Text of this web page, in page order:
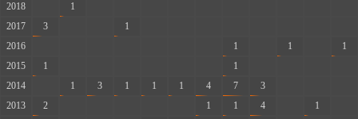
2018
1
2017
3 1
2016
1 1
1
2015
1 1
2014
1 3 1 1 1 4 7 3
2013
2 1 1 4 1